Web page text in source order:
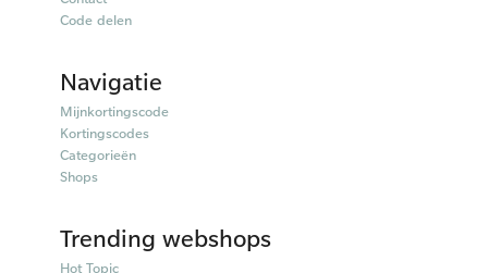
Code delen
Navigatie
Mijnkortingscode
Kortingscodes
Categorieën
Shops
Trending webshops
Hot Topic